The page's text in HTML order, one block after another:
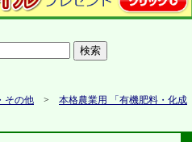
その他 > 本格農業用 「有機肥料・化成